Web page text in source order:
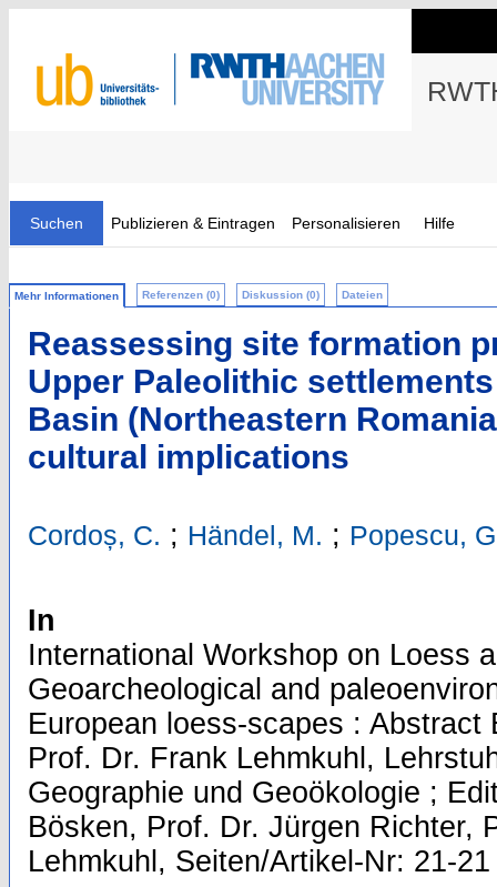
Suchen Publizieren & Eintragen Personalisieren Hilfe
Mehr Informationen Referenzen (0) Diskussion (0) Dateien
Reassessing site formation
Upper Paleolithic
Basin (Northeastern
cultural implications
Cordoș, C. ; Händel, M. ; Popescu,
In
International Workshop on Loess
Geoarcheological and
European loess-scapes : Abstract
Prof. Dr. Frank Lehmkuhl,
Geographie und Geoökologie ;
Bösken, Prof. Dr. Jürgen Richter,
Lehmkuhl, Seiten/Artikel-Nr: 21-21